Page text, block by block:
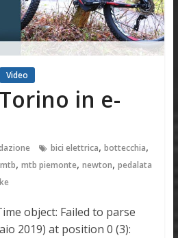
Video
in e-
bici elettrica, bottecchia,
, mtb piemonte, newton, pedalata
object: Failed to parse
2019) at position 0 (3):